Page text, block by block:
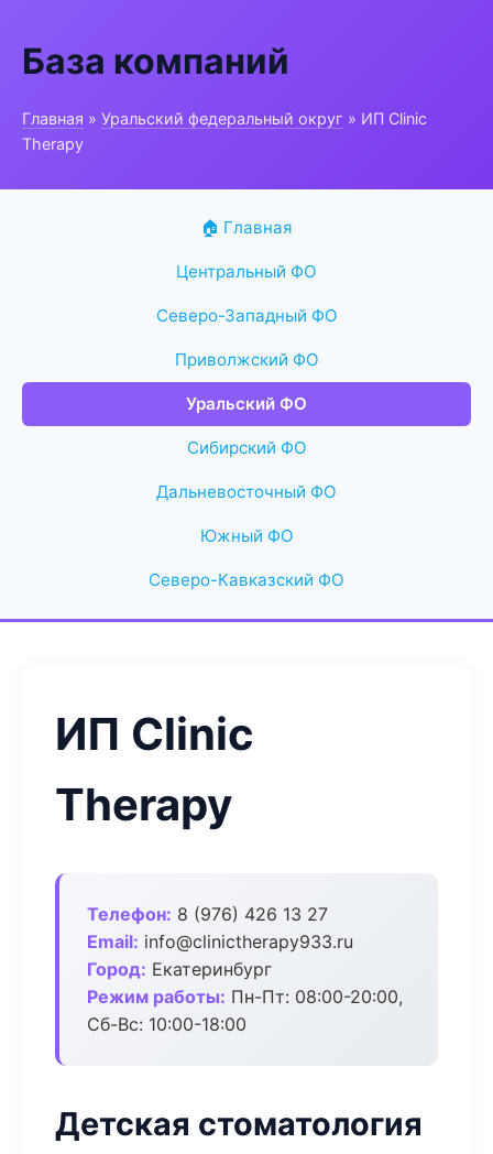
База компаний
Главная » Уральский федеральный округ » ИП Clinic
Therapy
🏠 Главная
Центральный ФО
Северо-Западный ФО
Приволжский ФО
Уральский ФО
Сибирский ФО
Дальневосточный ФО
Южный ФО
Северо-Кавказский ФО
ИП Clinic
Therapy
Телефон: 8 (976) 426 13 27
Email: info@clinictherapy933.ru
Город: Екатеринбург
Режим работы: Пн-Пт: 08:00-20:00,
Сб-Вс: 10:00-18:00
Детская стоматология